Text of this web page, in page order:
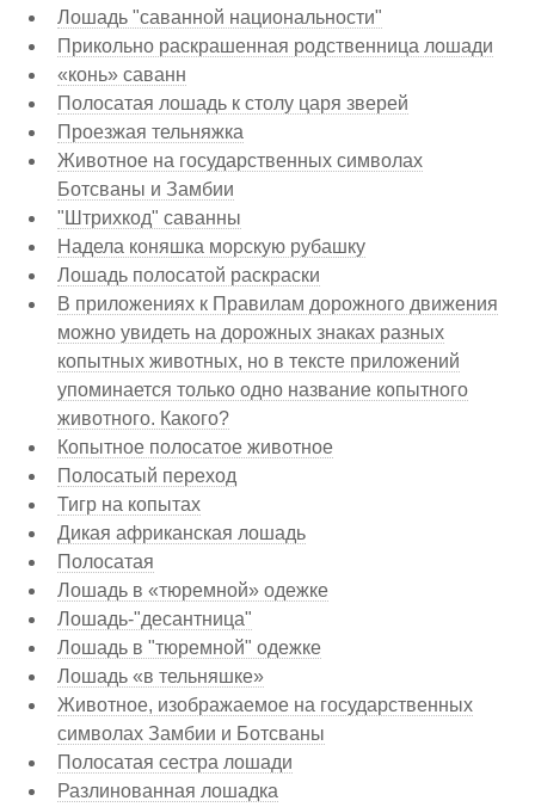
Лошадь "саванной национальности"
Прикольно раскрашенная родственница лошади
«конь» саванн
Полосатая лошадь к столу царя зверей
Проезжая тельняжка
Животное на государственных символах
Ботсваны и Замбии
"Штрихкод" саванны
Надела коняшка морскую рубашку
Лошадь полосатой раскраски
В приложениях к Правилам дорожного движения
можно увидеть на дорожных знаках разных
копытных животных, но в тексте приложений
упоминается только одно название копытного
животного. Какого?
Копытное полосатое животное
Полосатый переход
Тигр на копытах
Дикая африканская лошадь
Полосатая
Лошадь в «тюремной» одежке
Лошадь-"десантница"
Лошадь в "тюремной" одежке
Лошадь «в тельняшке»
Животное, изображаемое на государственных
символах Замбии и Ботсваны
Полосатая сестра лошади
Разлинованная лошадка